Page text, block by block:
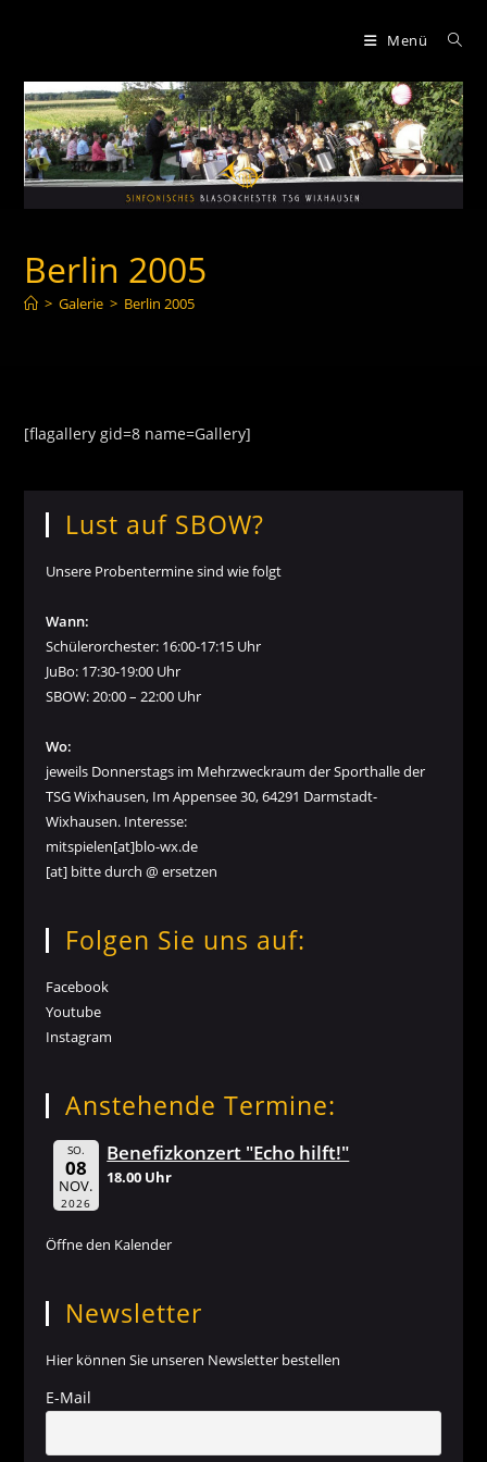
Menü
Berlin 2005
> Galerie > Berlin 2005
[flagallery gid=8 name=Gallery]
Lust auf SBOW?
Unsere Probentermine sind wie folgt
Wann:
Schülerorchester: 16:00-17:15 Uhr
JuBo: 17:30-19:00 Uhr
SBOW: 20:00 – 22:00 Uhr
Wo:
jeweils Donnerstags im Mehrzweckraum der Sporthalle der
TSG Wixhausen, Im Appensee 30, 64291 Darmstadt-
Wixhausen. Interesse:
mitspielen[at]blo-wx.de
[at] bitte durch @ ersetzen
Folgen Sie uns auf:
Facebook
Youtube
Instagram
Anstehende Termine:
SO.
08
NOV.
2026
Benefizkonzert "Echo hilft!"
18.00 Uhr
Öffne den Kalender
Newsletter
Hier können Sie unseren Newsletter bestellen
E-Mail